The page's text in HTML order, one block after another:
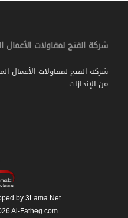
شركة الفتح لمقاولات الأعمال
شركة الفتح لمقاولات الأعمال
من الإنجازات .
by 3Lama.Net
Al-Fatheg.com